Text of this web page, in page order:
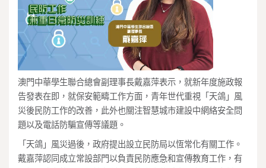
澳門中華學生聯合總會副理事長戴嘉萍表示，就新年度施政報
告發表在即，就保安範疇工作方面，青年世代重視「天鴿」風
災後民防工作的改善，此外也關注智慧城市建設中網絡安全問
題以及電話防騙宣傳等議題。
「天鴿」風災過後，政府提出設立民防局以恆常化有關工作。
戴嘉萍認同成立常設部門以負責民防應急和宣傳教育工作，有